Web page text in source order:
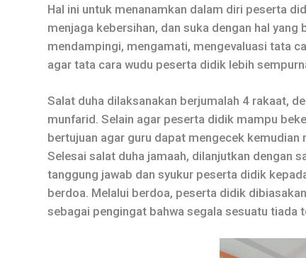
Hal ini untuk menanamkan dalam diri peserta
menjaga kebersihan, dan suka dengan hal
mendampingi, mengamati, mengevaluasi tata
agar tata cara wudu peserta didik lebih
Salat duha dilaksanakan berjumalah 4 rakaat,
munfarid. Selain agar peserta didik mampu
bertujuan agar guru dapat mengecek
Selesai salat duha jamaah, dilanjutkan dengan
tanggung jawab dan syukur peserta didik
berdoa. Melalui berdoa, peserta didik
sebagai pengingat bahwa segala sesuatu tiada